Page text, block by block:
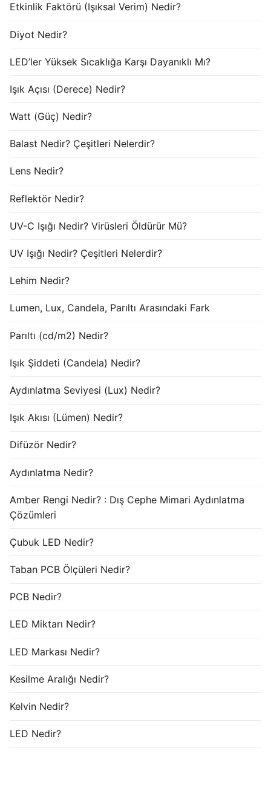
Etkinlik Faktörü (Işıksal Verim) Nedir?
Diyot Nedir?
LED’ler Yüksek Sıcaklığa Karşı Dayanıklı Mı?
Işık Açısı (Derece) Nedir?
Watt (Güç) Nedir?
Balast Nedir? Çeşitleri Nelerdir?
Lens Nedir?
Reflektör Nedir?
UV-C Işığı Nedir? Virüsleri Öldürür Mü?
UV Işığı Nedir? Çeşitleri Nelerdir?
Lehim Nedir?
Lumen, Lux, Candela, Parıltı Arasındaki Fark
Parıltı (cd/m2) Nedir?
Işık Şiddeti (Candela) Nedir?
Aydınlatma Seviyesi (Lux) Nedir?
Işık Akısı (Lümen) Nedir?
Difüzör Nedir?
Aydınlatma Nedir?
Amber Rengi Nedir? : Dış Cephe Mimari Aydınlatma
Çözümleri
Çubuk LED Nedir?
Taban PCB Ölçüleri Nedir?
PCB Nedir?
LED Miktarı Nedir?
LED Markası Nedir?
Kesilme Aralığı Nedir?
Kelvin Nedir?
LED Nedir?